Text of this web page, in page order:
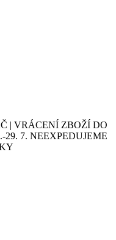
| VRÁCENÍ ZBOŽÍ DO
7. NEEXPEDUJEME